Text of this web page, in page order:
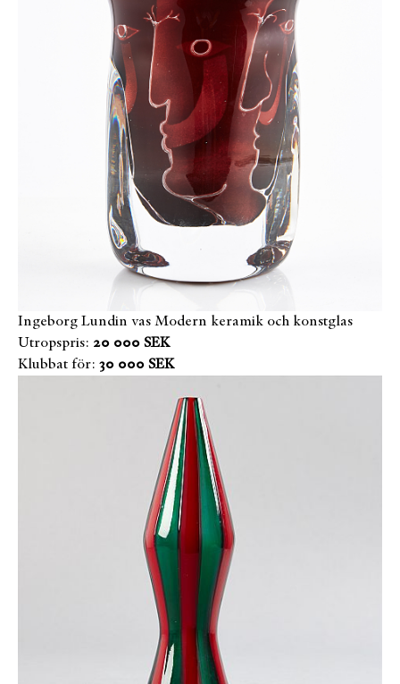
Ingeborg Lundin vas Modern keramik och konstglas
Utropspris: 20 000 SEK
Klubbat för: 30 000 SEK